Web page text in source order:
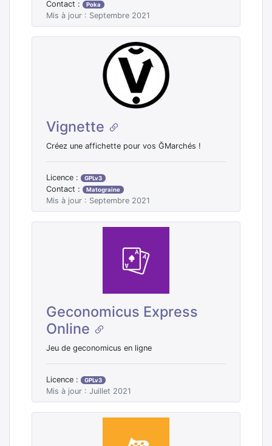
Contact : Poka
Mis à jour : Septembre 2021
Vignette
Créez une affichette pour vos ĞMarchés !
Licence : GPLv3
Contact : Matograine
Mis à jour : Septembre 2021
Geconomicus Express
Online
Jeu de geconomicus en ligne
Licence : GPLv3
Mis à jour : Juillet 2021